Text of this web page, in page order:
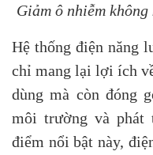
Giảm ô nhiễm
Hệ thống điện năng
chỉ mang lại lợi ích
dùng mà còn đóng
môi trường và phát
điểm nổi bật này,